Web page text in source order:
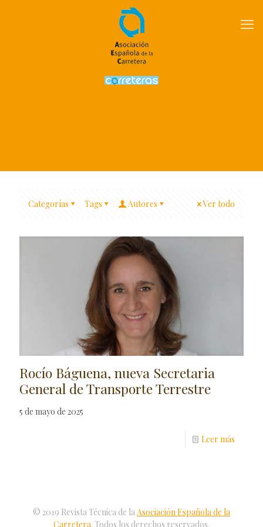
Categorías Tags Autores Ver todo
Rocío Báguena, nueva Secretaria
General de Transporte Terrestre
5 de mayo de 2025
Leer más
© 2019 Revista Técnica de laAsociación Española de la
Carretera. Todos los derechos reservados.